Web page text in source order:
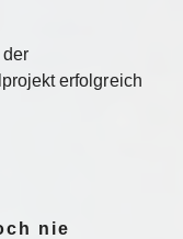
der
erfolgreich
nie